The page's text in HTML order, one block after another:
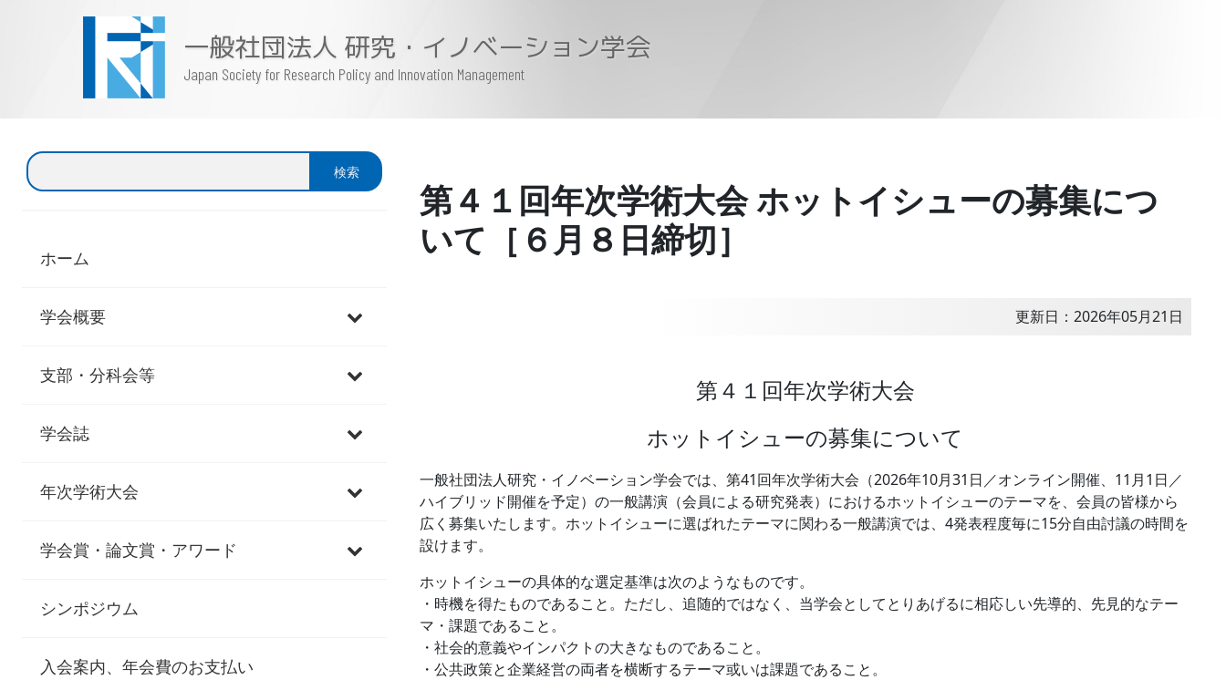
一般社団法人 研究・イノベーション学会
Japan Society for Research Policy and Innovation Management
検
索
検索
ホーム
学会概要
支部・分科会等
学会誌
年次学術大会
学会賞・論文賞・アワード
シンポジウム
入会案内、年会費のお支払い
第４１回年次学術大会 ホットイシューの募集につ
いて［６月８日締切］
更新日：2026年05月21日
第４１回年次学術大会
ホットイシューの募集について
一般社団法人研究・イノベーション学会では、第41回年次学術大会（2026年10月31日／オンライン開催、11月1日／
ハイブリッド開催を予定）の一般講演（会員による研究発表）におけるホットイシューのテーマを、会員の皆様から
広く募集いたします。ホットイシューに選ばれたテーマに関わる一般講演では、4発表程度毎に15分自由討議の時間を
設けます。
ホットイシューの具体的な選定基準は次のようなものです。
・時機を得たものであること。ただし、追随的ではなく、当学会としてとりあげるに相応しい先導的、先見的なテー
マ・課題であること。
・社会的意義やインパクトの大きなものであること。
・公共政策と企業経営の両者を横断するテーマ或いは課題であること。